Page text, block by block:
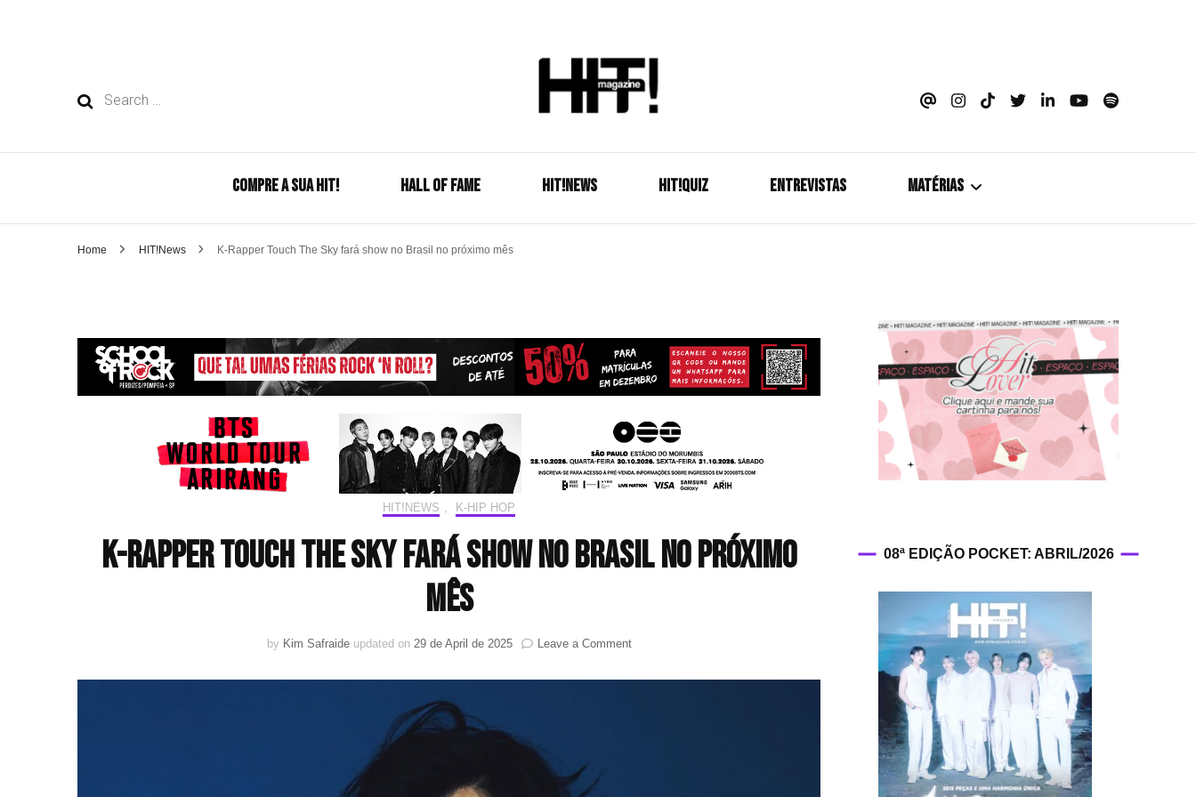
Search
HIT!Magazine
COMPRE A SUA HIT! HALL OF FAME HIT!NEWS HIT!Quiz ENTREVISTAS MATÉRIAS
Coletiva de Imprensa
Drama? HIT!
HIT!Fashion
HIT!Filmes
HIT!Hop
HIT!Leituras
HIT!Diary
HIT!Lyrics
HIT!Politics
Home HIT!News K-Rapper Touch The Sky fará show no Brasil no próximo mês
HIT!NEWS K-HIP HOP
K-Rapper Touch The Sky fará show no Brasil no próximo
mês
by Kim Safraide updated on 29 de April de 2025 Leave a Commenton
Rapper
08ª EDIÇÃO POCKET: ABRIL/2026